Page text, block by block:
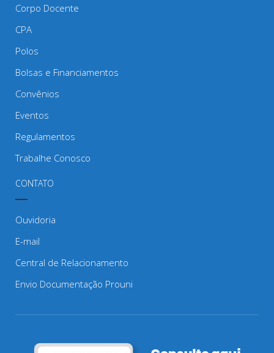
Corpo Docente
CPA
Polos
Bolsas e Financiamentos
Convênios
Eventos
Regulamentos
Trabalhe Conosco
CONTATO
Ouvidoria
E-mail
Central de Relacionamento
Envio Documentação Prouni